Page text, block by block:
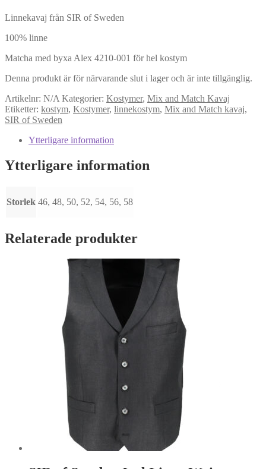
Linnekavaj från SIR of Sweden
100% linne
Matcha med byxa Alex 4210-001 för hel kostym
Denna produkt är för närvarande slut i lager och är inte tillgänglig.
Artikelnr: N/A Kategorier: Kostymer, Mix and Match Kavaj
Etiketter: kostym, Kostymer, linnekostym, Mix and Match kavaj,
SIR of Sweden
Ytterligare information
Ytterligare information
Storlek 46, 48, 50, 52, 54, 56, 58
Relaterade produkter